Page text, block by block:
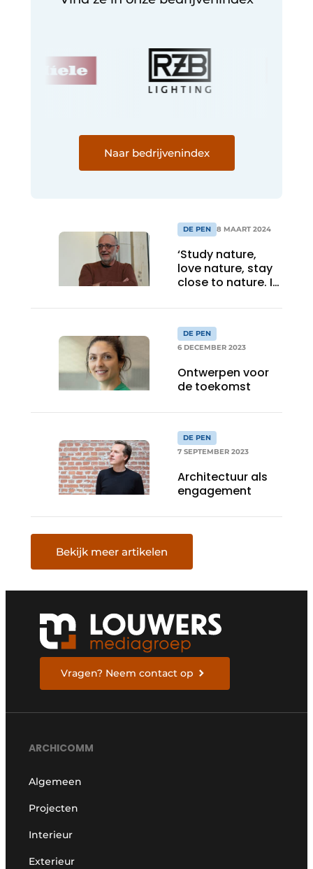
Naar bedrijvenindex
DE PEN 8 MAART 2024
‘Study nature,
love nature, stay
close to nature. It
(Frank Lloyd
Wright)
DE PEN
6 DECEMBER 2023
Ontwerpen voor
de toekomst
DE PEN
7 SEPTEMBER 2023
Architectuur als
engagement
Bekijk meer artikelen
Vragen? Neem contact op
ARCHICOMM
Algemeen
Projecten
Interieur
Exterieur